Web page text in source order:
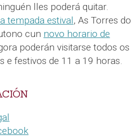
lles poderá quitar.
tempada estival, As Torres do
cun novo horario de
poderán visitarse todos os
e festivos de 11 a 19 horas.